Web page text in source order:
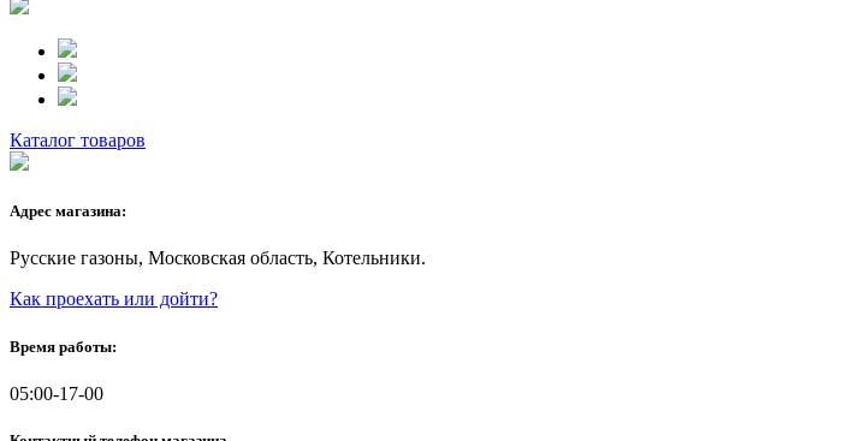
Каталог товаров
Адрес магазина:
Русские газоны, Московская область, Котельники.
Как проехать или дойти?
Время работы:
05:00-17-00